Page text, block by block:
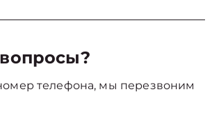
телефона, мы перезвоним